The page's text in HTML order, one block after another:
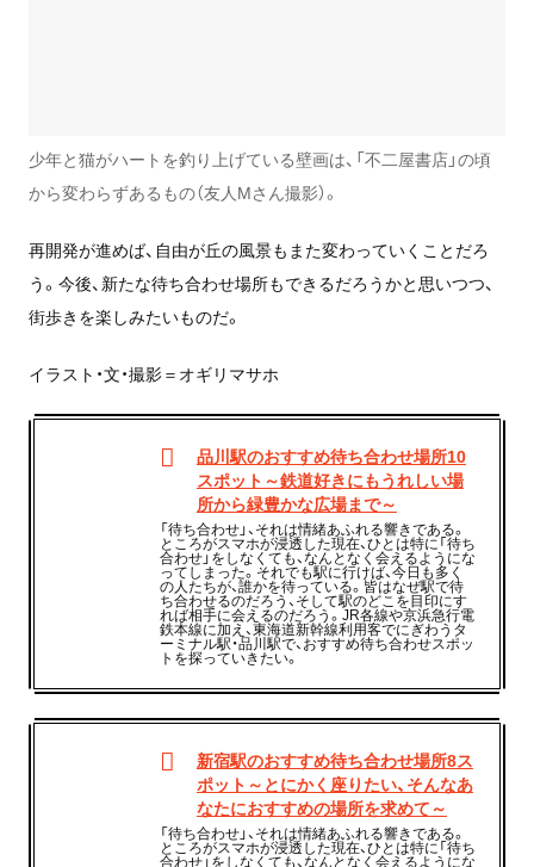
少年と猫がハートを釣り上げている壁画は、「不二屋書店」の頃
から変わらずあるもの（友人Mさん撮影）。
再開発が進めば、自由が丘の風景もまた変わっていくことだろ
う。今後、新たな待ち合わせ場所もできるだろうかと思いつつ、
街歩きを楽しみたいものだ。
イラスト・文・撮影＝オギリマサホ
品川駅のおすすめ待ち合わせ場所10
スポット～鉄道好きにもうれしい場
所から緑豊かな広場まで～
「待ち合わせ」、それは情緒あふれる響きである。
ところがスマホが浸透した現在、ひとは特に「待ち
合わせ」をしなくても、なんとなく会えるようにな
ってしまった。それでも駅に行けば、今日も多く
の人たちが、誰かを待っている。皆はなぜ駅で待
ち合わせるのだろう、そして駅のどこを目印にす
れば相手に会えるのだろう。JR各線や京浜急行電
鉄本線に加え、東海道新幹線利用客でにぎわうタ
ーミナル駅・品川駅で、おすすめ待ち合わせスポッ
トを探っていきたい。
新宿駅のおすすめ待ち合わせ場所8ス
ポット～とにかく座りたい、そんなあ
なたにおすすめの場所を求めて～
「待ち合わせ」、それは情緒あふれる響きである。
ところがスマホが浸透した現在、ひとは特に「待ち
合わせ」をしなくても、なんとなく会えるようにな